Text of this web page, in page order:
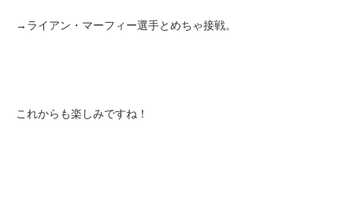
→ライアン・マーフィー選手とめちゃ接戦。
これからも楽しみですね！